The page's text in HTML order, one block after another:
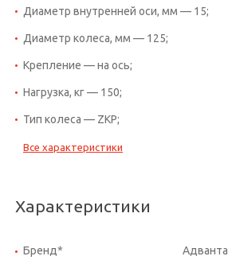
Диаметр внутренней оси, мм — 15;
Диаметр колеса, мм — 125;
Крепление — на ось;
Нагрузка, кг — 150;
Тип колеса — ZKP;
Все характеристики
Характеристики
Бренд* Адванта